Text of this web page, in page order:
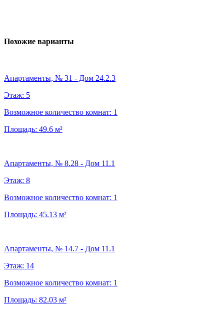
Похожие варианты
Апартаменты, № 31 - Дом 24.2.3
Этаж: 5
Возможное количество комнат: 1
Площадь: 49.6 м²
Апартаменты, № 8.28 - Дом 11.1
Этаж: 8
Возможное количество комнат: 1
Площадь: 45.13 м²
Апартаменты, № 14.7 - Дом 11.1
Этаж: 14
Возможное количество комнат: 1
Площадь: 82.03 м²